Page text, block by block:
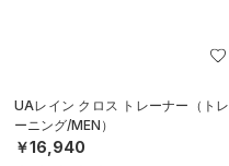
UAレイン クロス トレーナー（トレ
ーニング/MEN）
￥16,940